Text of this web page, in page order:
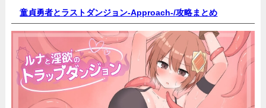
童貞勇者とラストダンジョン-Approach-/攻略まとめ